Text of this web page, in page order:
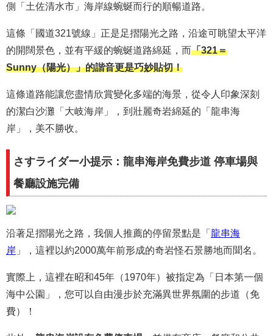
側「土佐清水市」海岸線蜿蜒而行的順暢道路。
這條「國道321號線」正是足摺陽光之路，沿途可眺望太平洋
的開闊景色，並有平緩的蜿蜒道路綿延，而「321＝
Sunny（陽光）」的諧音更是巧妙貼切！
這條道路能讓您盡情欣賞變化多端的海景，從令人印象深刻
的潔白沙灘「大岐海岸」，到壯麗奇岩綿延的「龍串海
岸」，美不勝收。
さすライダー小提示：龍串海岸免費步道 停車場與
餐廳設施完備
沿著足摺陽光之路，我個人推薦的停留景點是「 龍串海
岸 」，這裡以約2000萬年前形成的奇岩怪石景勝地而聞名。
實際上，這裡在昭和45年（1970年）被指定為「日本第一個
海中公園」，您可以自由漫步於充滿異世界氛圍的步道（免
費）！